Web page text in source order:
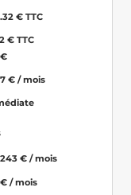
€ TTC
€ TTC
€
€ / mois
€ / mois
€ / mois